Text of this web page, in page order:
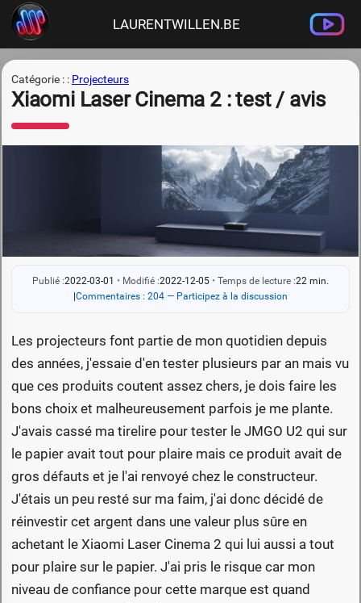
LAURENTWILLEN.BE
Catégorie : : Projecteurs
Xiaomi Laser Cinema 2 : test / avis
Publié :2022-03-01 • Modifié :2022-12-05 • Temps de lecture :22 min.
Commentaires : 204 — Participez à la discussion
Les projecteurs font partie de mon quotidien depuis
des années, j'essaie d'en tester plusieurs par an mais vu
que ces produits coutent assez chers, je dois faire les
bons choix et malheureusement parfois je me plante.
J'avais cassé ma tirelire pour tester le JMGO U2 qui sur
le papier avait tout pour plaire mais ce produit avait de
gros défauts et je l'ai renvoyé chez le constructeur.
J'étais un peu resté sur ma faim, j'ai donc décidé de
réinvestir cet argent dans une valeur plus sûre en
achetant le Xiaomi Laser Cinema 2 qui lui aussi a tout
pour plaire sur le papier. J'ai pris le risque car mon
niveau de confiance pour cette marque est quand